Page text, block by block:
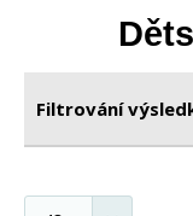
Filtrování